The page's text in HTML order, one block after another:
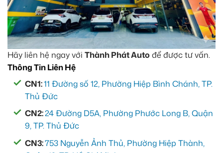
Hãy liên hệ ngay với Thành Phát Auto để được tư vấn.
Thông Tin Liên Hệ
CN1:11 Đường số 12, Phường Hiệp Bình Chánh, TP.
Thủ Đức
CN2:24 Đường D5A, Phường Phước Long B, Quận
9, TP. Thủ Đức
CN3:753 Nguyễn Ảnh Thủ, Phường Hiệp Thành,